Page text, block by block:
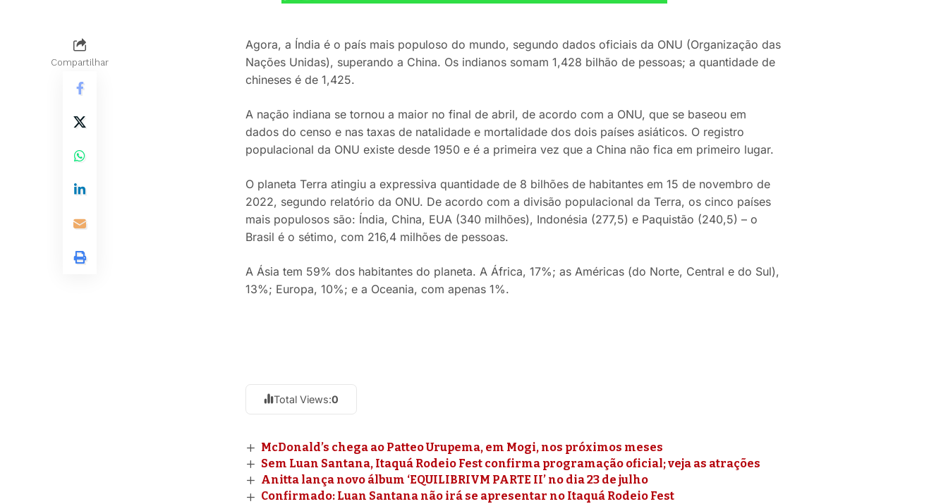
Compartilhar
Agora, a Índia é o país mais populoso do mundo, segundo dados oficiais da ONU (Organização das
Nações Unidas), superando a China. Os indianos somam 1,428 bilhão de pessoas; a quantidade de
chineses é de 1,425.
A nação indiana se tornou a maior no final de abril, de acordo com a ONU, que se baseou em
dados do censo e nas taxas de natalidade e mortalidade dos dois países asiáticos. O registro
populacional da ONU existe desde 1950 e é a primeira vez que a China não fica em primeiro lugar.
O planeta Terra atingiu a expressiva quantidade de 8 bilhões de habitantes em 15 de novembro de
2022, segundo relatório da ONU. De acordo com a divisão populacional da Terra, os cinco países
mais populosos são: Índia, China, EUA (340 milhões), Indonésia (277,5) e Paquistão (240,5) – o
Brasil é o sétimo, com 216,4 milhões de pessoas.
A Ásia tem 59% dos habitantes do planeta. A África, 17%; as Américas (do Norte, Central e do Sul),
13%; Europa, 10%; e a Oceania, com apenas 1%.
Total Views:0
McDonald’s chega ao Patteo Urupema, em Mogi, nos próximos meses
Sem Luan Santana, Itaquá Rodeio Fest confirma programação oficial; veja as atrações
Anitta lança novo álbum ‘EQUILIBRIVM PARTE II’ no dia 23 de julho
Confirmado: Luan Santana não irá se apresentar no Itaquá Rodeio Fest